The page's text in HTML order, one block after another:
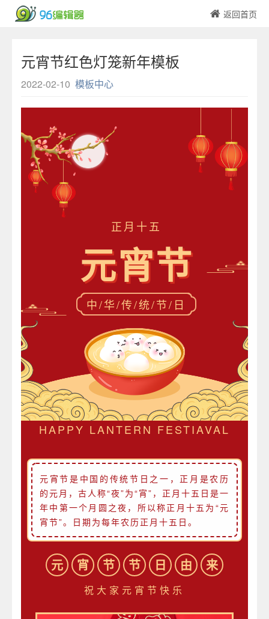
返回首页
元宵节红色灯笼新年模板
2022-02-10 模板中心
正月十五
元宵节
中/华/传/统/节/日
HAPPY LANTERN FESTIAVAL
元宵节是中国的传统节日之一，正月是农历
的元月，古人称“夜”为“宵”，正月十五日是一
年中第一个月圆之夜，所以称正月十五为“元
宵节”。日期为每年农历正月十五日。
元 宵 节 节 日 由 来
祝大家元宵节快乐